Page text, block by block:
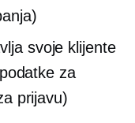
svoje klijente
za
prijavu)